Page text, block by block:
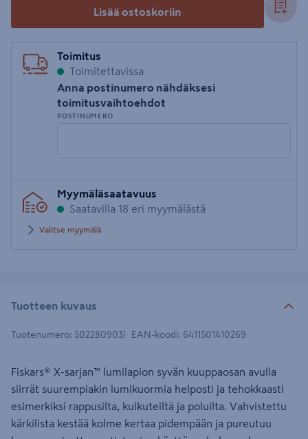
Lisää ostoskoriin
Toimitus
Toimitettavissa
Anna postinumero nähdäksesi
toimitusvaihtoehdot
POSTINUMERO
postinumero
Myymäläsaatavuus
Saatavilla 18 eri myymälästä
Valitse myymälä
Tuotteen kuvaus
Tuotenumero: 502280903 EAN-koodi: 6411501410269
Fiskars® X-sarjan™ lumilapion syvän kuuppaosan avulla
siirrät suurempiakin lumikuormia helposti ja tehokkaasti
esimerkiksi rappusilta, kulkuteiltä ja poluilta. Vahvistettu
kärkilista kestää kolme kertaa pidempään ja pureutuu